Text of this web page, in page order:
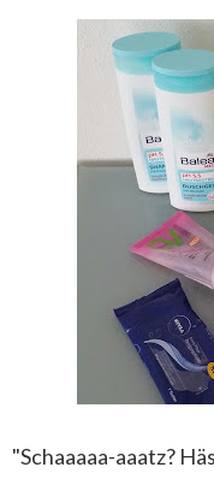
"Schaaaaa-aaatz?